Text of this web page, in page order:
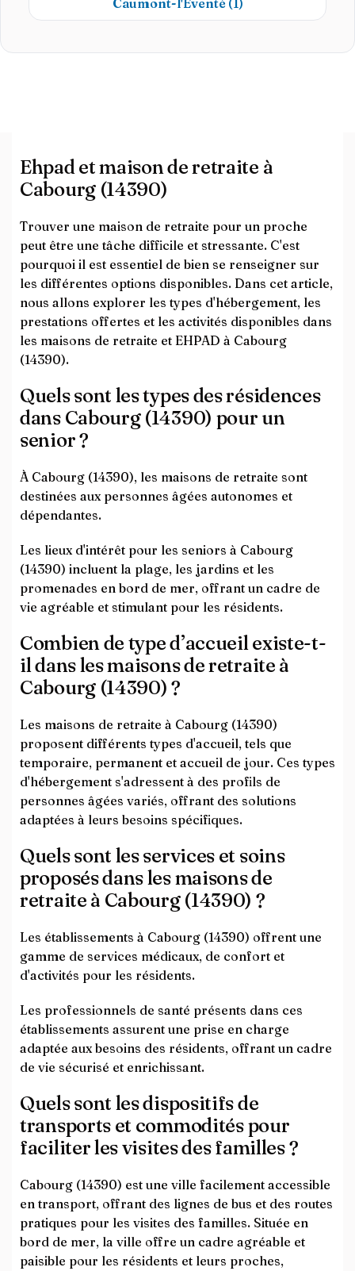
Caumont-l'Éventé (1)
Ehpad et maison de retraite à
Cabourg (14390)
Trouver une maison de retraite pour un proche
peut être une tâche difficile et stressante. C'est
pourquoi il est essentiel de bien se renseigner sur
les différentes options disponibles. Dans cet article,
nous allons explorer les types d'hébergement, les
prestations offertes et les activités disponibles dans
les maisons de retraite et EHPAD à Cabourg
(14390).
Quels sont les types des résidences
dans Cabourg (14390) pour un
senior ?
À Cabourg (14390), les maisons de retraite sont
destinées aux personnes âgées autonomes et
dépendantes.
Les lieux d'intérêt pour les seniors à Cabourg
(14390) incluent la plage, les jardins et les
promenades en bord de mer, offrant un cadre de
vie agréable et stimulant pour les résidents.
Combien de type d’accueil existe-t-
il dans les maisons de retraite à
Cabourg (14390) ?
Les maisons de retraite à Cabourg (14390)
proposent différents types d'accueil, tels que
temporaire, permanent et accueil de jour. Ces types
d'hébergement s'adressent à des profils de
personnes âgées variés, offrant des solutions
adaptées à leurs besoins spécifiques.
Quels sont les services et soins
proposés dans les maisons de
retraite à Cabourg (14390) ?
Les établissements à Cabourg (14390) offrent une
gamme de services médicaux, de confort et
d'activités pour les résidents.
Les professionnels de santé présents dans ces
établissements assurent une prise en charge
adaptée aux besoins des résidents, offrant un cadre
de vie sécurisé et enrichissant.
Quels sont les dispositifs de
transports et commodités pour
faciliter les visites des familles ?
Cabourg (14390) est une ville facilement accessible
en transport, offrant des lignes de bus et des routes
pratiques pour les visites des familles. Située en
bord de mer, la ville offre un cadre agréable et
paisible pour les résidents et leurs proches,